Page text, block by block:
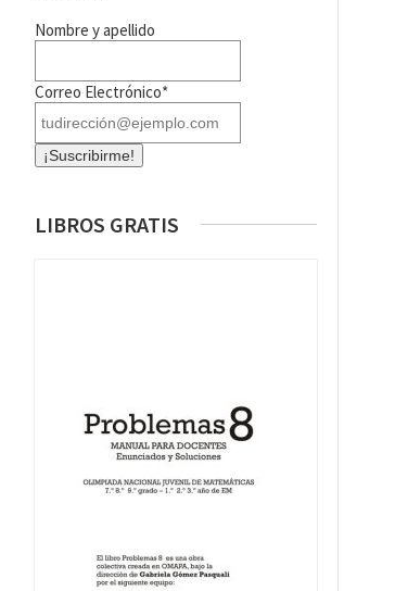
Nombre y apellido
Correo Electrónico*
LIBROS GRATIS